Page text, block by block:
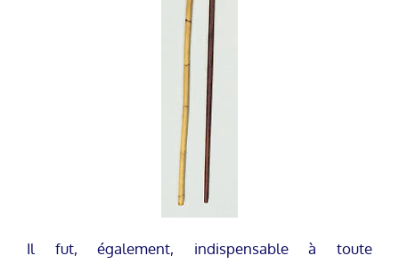
Il fut, également, indispensable à toute